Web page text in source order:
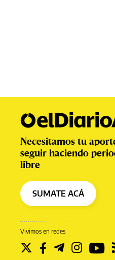
Vivimos en redes
Necesitamos tu
seguir haciendo
libre
SUMATE ACÁ